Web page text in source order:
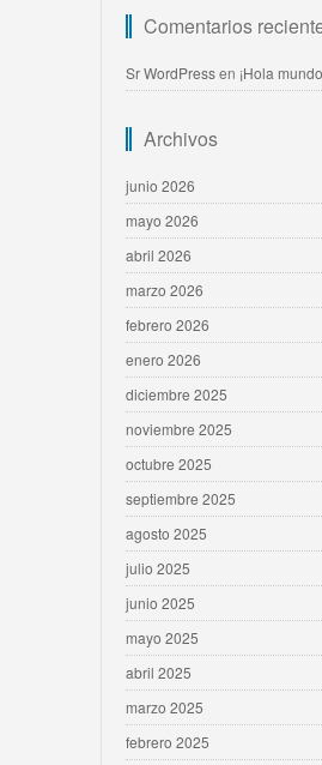
Comentarios
Sr WordPressen ¡Hola
Archivos
junio 2026
mayo 2026
abril 2026
marzo 2026
febrero 2026
enero 2026
diciembre 2025
noviembre 2025
octubre 2025
septiembre 2025
agosto 2025
julio 2025
junio 2025
mayo 2025
abril 2025
marzo 2025
febrero 2025